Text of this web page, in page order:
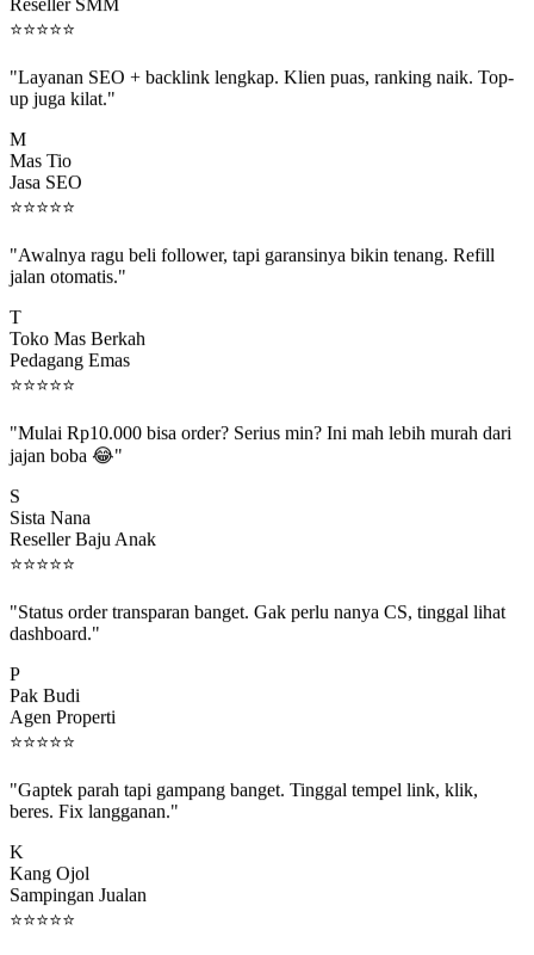
⭐⭐⭐⭐⭐
up juga kilat."
Mas Tio
Jasa SEO
⭐⭐⭐⭐⭐
jalan otomatis."
Toko Mas Berkah
Pedagang Emas
⭐⭐⭐⭐⭐
jajan boba 😂"
Sista Nana
Reseller Baju Anak
⭐⭐⭐⭐⭐
dashboard."
Pak Budi
Agen Properti
⭐⭐⭐⭐⭐
beres. Fix langganan."
Kang Ojol
Sampingan Jualan
⭐⭐⭐⭐⭐